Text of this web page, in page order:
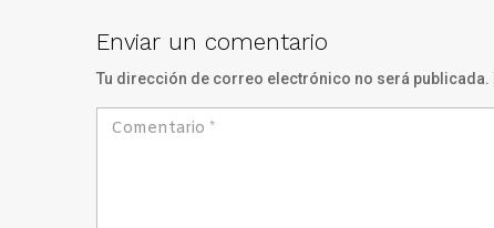
Enviar un comentario
Tu dirección de correo electrónico no será publicada.